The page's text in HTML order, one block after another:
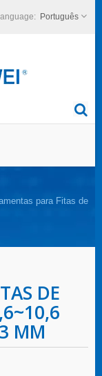
Português
para Fitas de
DE
MM